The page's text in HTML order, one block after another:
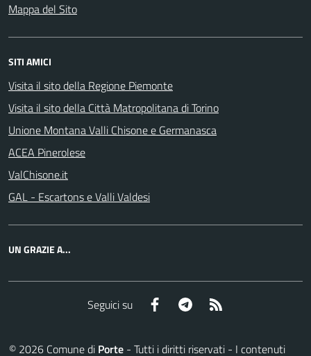
Mappa del Sito
SITI AMICI
Visita il sito della Regione Piemonte
Visita il sito della Città Matropolitana di Torino
Unione Montana Valli Chisone e Germanasca
ACEA Pinerolese
ValChisone.it
GAL - Escartons e Valli Valdesi
UN GRAZIE A...
Seguici su Facebook Telegram
© 2026 Comune di Porte - Tutti i diritti riservati - I contenuti